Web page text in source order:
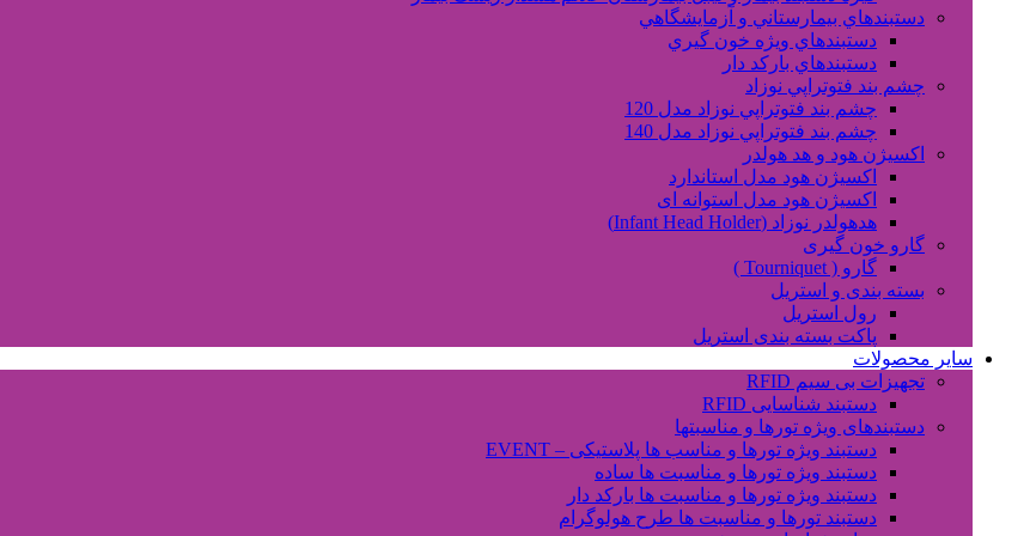
دستبندهاي بيمارستاني و آزمايشگاهي
دستبندهاي ويژه خون گيري
دستبندهاي بارکد دار
چشم بند فتوتراپي نوزاد
چشم بند فتوتراپي نوزاد مدل 120
چشم بند فتوتراپي نوزاد مدل 140
اکسیژن هود و هد هولدر
اکسیژن هود مدل استاندارد
اکسیژن هود مدل استوانه ای
هدهولدر نوزاد (Infant Head Holder)
گارو خون گیری
گارو ( Tourniquet )
بسته بندی و استریل
رول استریل
پاکت بسته بندی استریل
سایر محصولات
تجهیزات بی سیم RFID
دستبند شناسایی RFID
دستبندهای ویژه تورها و مناسبتها
دستبند ویژه تورها و مناسب ها پلاستیکی – EVENT
دستبند ویژه تورها و مناسبت ها ساده
دستبند ویژه تورها و مناسبت ها بارکد دار
دستبند تورها و مناسبت ها طرح هولوگرام